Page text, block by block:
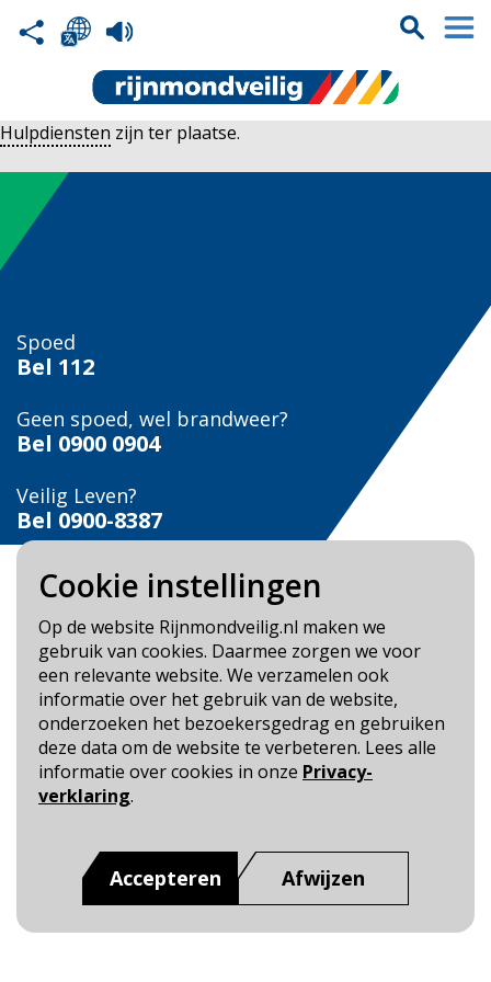
Cookie instellingen
Op de website Rijnmondveilig.nl maken we
gebruik van cookies. Daarmee zorgen we voor
een relevante website. We verzamelen ook
informatie over het gebruik van de website,
onderzoeken het bezoekersgedrag en gebruiken
deze data om de website te verbeteren. Lees alle
informatie over cookies in onze Privacy-
verklaring.
Accepteren Afwijzen
Hulpdiensten zijn ter plaatse.
Spoed
Bel 112
Geen spoed, wel brandweer?
Bel 0900 0904
Veilig Leven?
Bel 0900-8387
Blijf op de hoogte
Cookie- en Privacybeleid
Toegankelijkheid
Dit is een website van